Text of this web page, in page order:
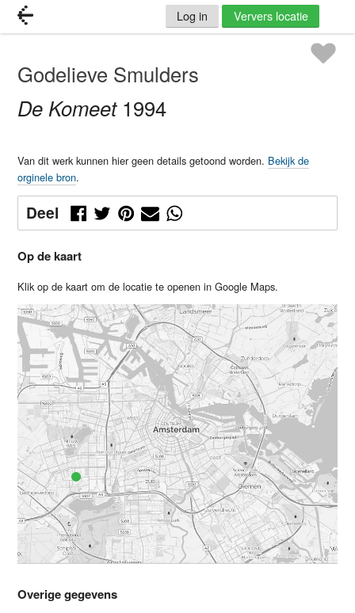
Log in Ververs locatie
Godelieve Smulders
De Komeet 1994
Van dit werk kunnen hier geen details getoond worden. Bekijk de
orginele bron.
Deel
Op de kaart
Klik op de kaart om de locatie te openen in Google Maps.
Overige gegevens